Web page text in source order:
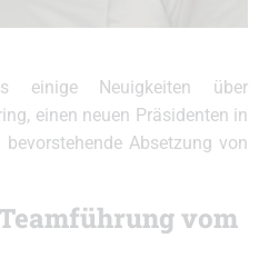
Neuigkeiten über
einen neuen Präsidenten in
Absetzung von
vom